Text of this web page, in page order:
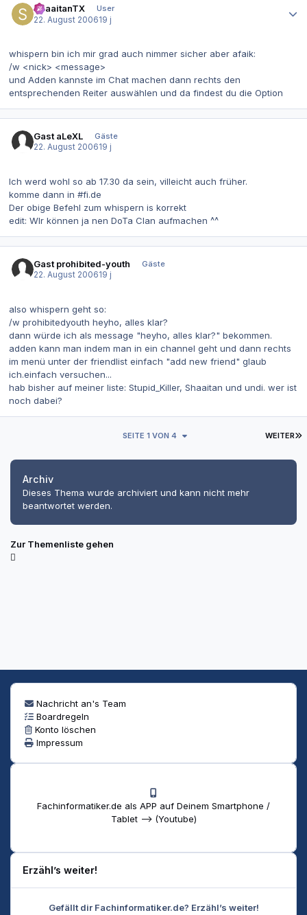
ShaaitanTX
User
22. August 200619 j
whispern bin ich mir grad auch nimmer sicher aber afaik:
/w <nick> <message>
und Adden kannste im Chat machen dann rechts den
entsprechenden Reiter auswählen und da findest du die Option
Gast aLeXL
Gäste
22. August 200619 j
Ich werd wohl so ab 17.30 da sein, villeicht auch früher.
komme dann in #fi.de
Der obige Befehl zum whispern is korrekt
edit: WIr können ja nen DoTa Clan aufmachen ^^
Gast prohibited-youth
Gäste
22. August 200619 j
also whispern geht so:
/w prohibitedyouth heyho, alles klar?
dann würde ich als message "heyho, alles klar?" bekommen.
adden kann man indem man in ein channel geht und dann rechts
im menü unter der friendlist einfach "add new friend" glaub
ich.einfach versuchen...
hab bisher auf meiner liste: Stupid_Killer, Shaaitan und undi. wer ist
noch dabei?
WEITER
SEITE 1 VON 4
Archiv
Dieses Thema wurde archiviert und kann nicht mehr
beantwortet werden.
Zur Themenliste gehen
Nachricht an's Team
Boardregeln
Konto löschen
Impressum
Fachinformatiker.de als APP auf Deinem Smartphone /
Tablet --> (Youtube)
Erzähl’s weiter!
Gefällt dir Fachinformatiker.de? Erzähl’s weiter!